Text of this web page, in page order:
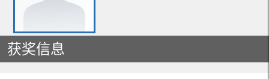
获奖信息